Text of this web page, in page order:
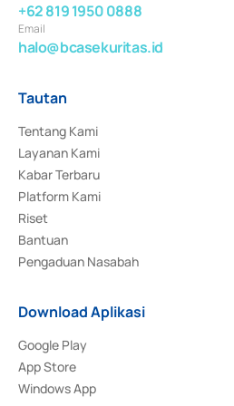
+62 819 1950 0888
Email
halo@bcasekuritas.id
Tautan
Tentang Kami
Layanan Kami
Kabar Terbaru
Platform Kami
Riset
Bantuan
Pengaduan Nasabah
Download Aplikasi
Google Play
App Store
Windows App